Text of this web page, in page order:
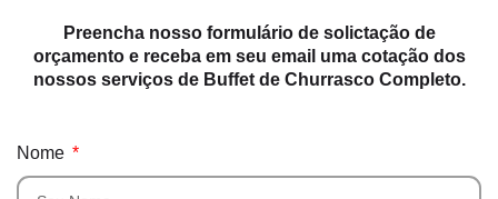
Preencha nosso formulário de solictação de
orçamento e receba em seu email uma cotação dos
nossos serviços de Buffet de Churrasco Completo.
Nome